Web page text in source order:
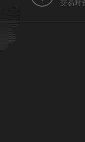
交易时